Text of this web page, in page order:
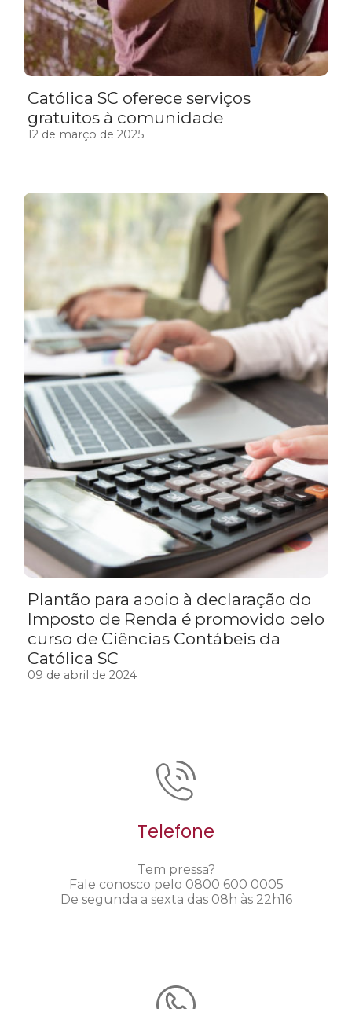
Católica SC oferece serviços
gratuitos à comunidade
12 de março de 2025
Plantão para apoio à declaração do
Imposto de Renda é promovido pelo
curso de Ciências Contábeis da
Católica SC
09 de abril de 2024
Telefone
Tem pressa?
Fale conosco pelo 0800 600 0005
De segunda a sexta das 08h às 22h16